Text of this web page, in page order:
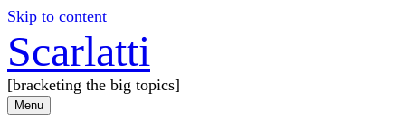
Skip to content
Scarlatti
[bracketing the big topics]
Menu